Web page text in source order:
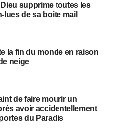
supprime toutes les
lues de sa boite mail
la fin du monde en raison
neige
de faire mourir un
avoir accidentellement
du Paradis